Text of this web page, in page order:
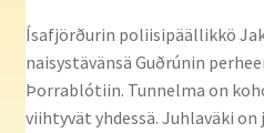
Ísafjörðurin poliisipäällikkö
naisystävänsä Guðrúnin
Þorrablótiin. Tunnelma on
viihtyvät yhdessä. Juhlaväki